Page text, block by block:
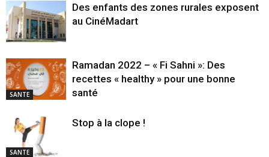
Des enfants des zones rurales exposent
au CinéMadart
SANTE
Ramadan 2022 – « Fi Sahni »: Des
recettes « healthy » pour une bonne
santé
SANTE
Stop à la clope !